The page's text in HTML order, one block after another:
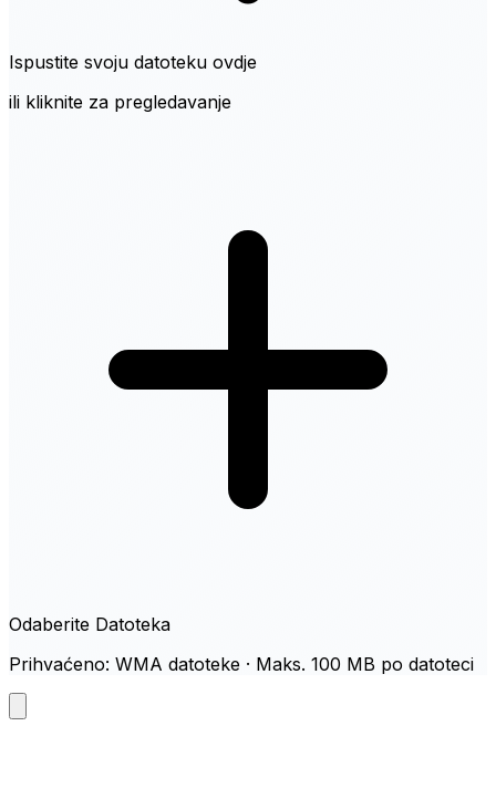
Ispustite svoju datoteku ovdje
ili kliknite za pregledavanje
Odaberite Datoteka
Prihvaćeno: WMA datoteke · Maks. 100 MB po datoteci